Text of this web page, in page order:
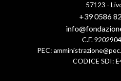
57123 -
+39 0586
C.F.
PEC:
CODICE SDI: